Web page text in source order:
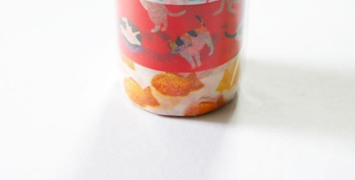
covo design
その他の暮らしの道具
ガレージセール